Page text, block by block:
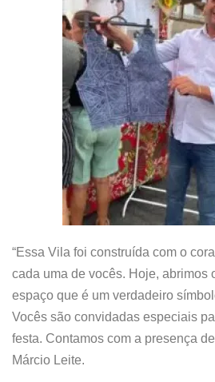
“Essa Vila foi construída com o
cada uma de vocês. Hoje, abrimos
espaço que é um verdadeiro
Vocês são convidadas especiais
festa. Contamos com a presença
Márcio Leite.